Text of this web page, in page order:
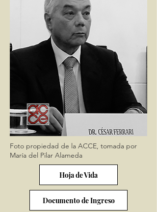
Foto propiedad de la ACCE, tomada por
María del Pilar Alameda
Hoja de Vida
Documento de Ingreso